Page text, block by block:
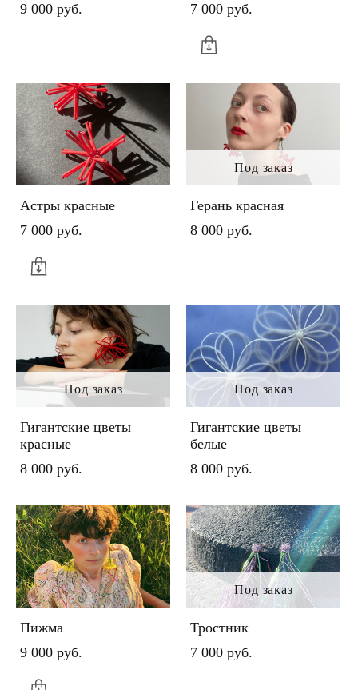
9 000 pуб.
7 000 pуб.
Астры красные
7 000 pуб.
Под заказ
Герань красная
8 000 pуб.
Под заказ
Гигантские цветы
красные
8 000 pуб.
Под заказ
Гигантские цветы
белые
8 000 pуб.
Пижма
9 000 pуб.
Под заказ
Тростник
7 000 pуб.